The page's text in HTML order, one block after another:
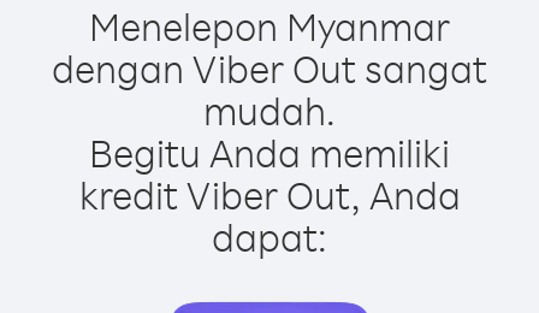
Menelepon Myanmar
dengan Viber Out sangat
mudah.
Begitu Anda memiliki
kredit Viber Out, Anda
dapat: